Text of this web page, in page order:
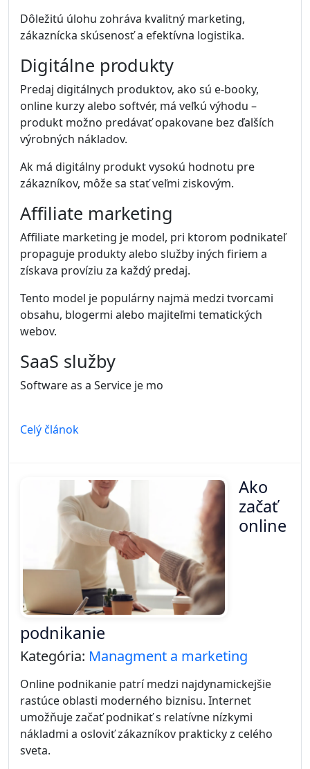
Dôležitú úlohu zohráva kvalitný marketing,
zákaznícka skúsenosť a efektívna logistika.
Digitálne produkty
Predaj digitálnych produktov, ako sú e-booky,
online kurzy alebo softvér, má veľkú výhodu –
produkt možno predávať opakovane bez ďalších
výrobných nákladov.
Ak má digitálny produkt vysokú hodnotu pre
zákazníkov, môže sa stať veľmi ziskovým.
Affiliate marketing
Affiliate marketing je model, pri ktorom podnikateľ
propaguje produkty alebo služby iných firiem a
získava províziu za každý predaj.
Tento model je populárny najmä medzi tvorcami
obsahu, blogermi alebo majiteľmi tematických
webov.
SaaS služby
Software as a Service je mo
Celý článok
Ako
začať
online
podnikanie
Kategória: Managment a marketing
Online podnikanie patrí medzi najdynamickejšie
rastúce oblasti moderného biznisu. Internet
umožňuje začať podnikať s relatívne nízkymi
nákladmi a osloviť zákazníkov prakticky z celého
sveta.